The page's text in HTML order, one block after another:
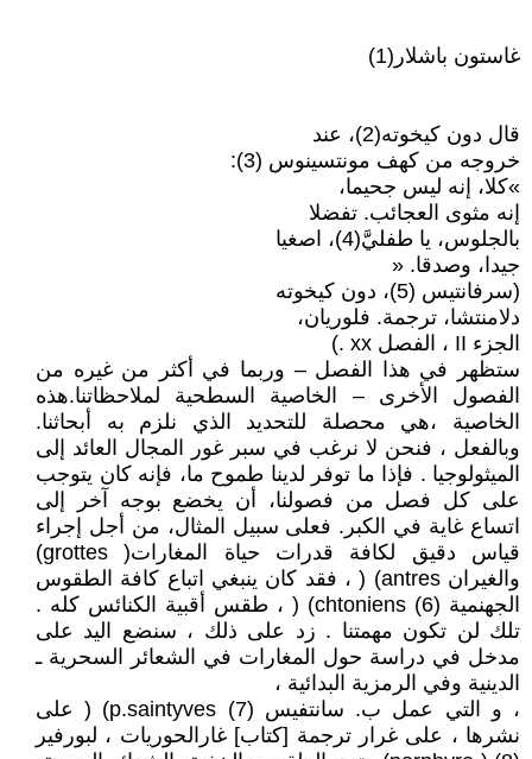
غاستون باشلار(1)
قال دون كيخوته(2)، عند
خروجه من كهف مونتسينوس (3):
»كلا، إنه ليس جحيما،
إنه مثوى العجائب. تفضلا
بالجلوس، يا طفليَّ(4)، اصغيا
جيدا، وصدقا. «
(سرفانتيس (5)، دون كيخوته
دلامنتشا، ترجمة. فلوريان،
الجزء II ، الفصل xx .)
ستظهر في هذا الفصل – وربما في أكثر من غيره من
الفصول الأخرى – الخاصية السطحية لملاحظاتنا.هذه
الخاصية ،هي محصلة للتحديد الذي نلزم به أبحاثنا.
وبالفعل ، فنحن لا نرغب في سبر غور المجال العائد إلى
الميثولوجيا . فإذا ما توفر لدينا طموح ما، فإنه كان يتوجب
على كل فصل من فصولنا، أن يخضع بوجه آخر إلى
اتساع غاية في الكبر. فعلى سبيل المثال، من أجل إجراء
قياس دقيق لكافة قدرات حياة المغارات( grottes)
والغيران antres) ( ، فقد كان ينبغي اتباع كافة الطقوس
الجهنمية (6) chtoniens) ( ، طقس أقبية الكنائس كله .
تلك لن تكون مهمتنا . زد على ذلك ، سنضع اليد على
مدخل في دراسة حول المغارات في الشعائر السحرية ـ
الدينية وفي الرمزية البدائية ،
، و التي عمل ب. سانتفيس (7) p.saintyves) ( على
نشرها ، على غرار ترجمة [كتاب] غارالحوريات ، لبورفير